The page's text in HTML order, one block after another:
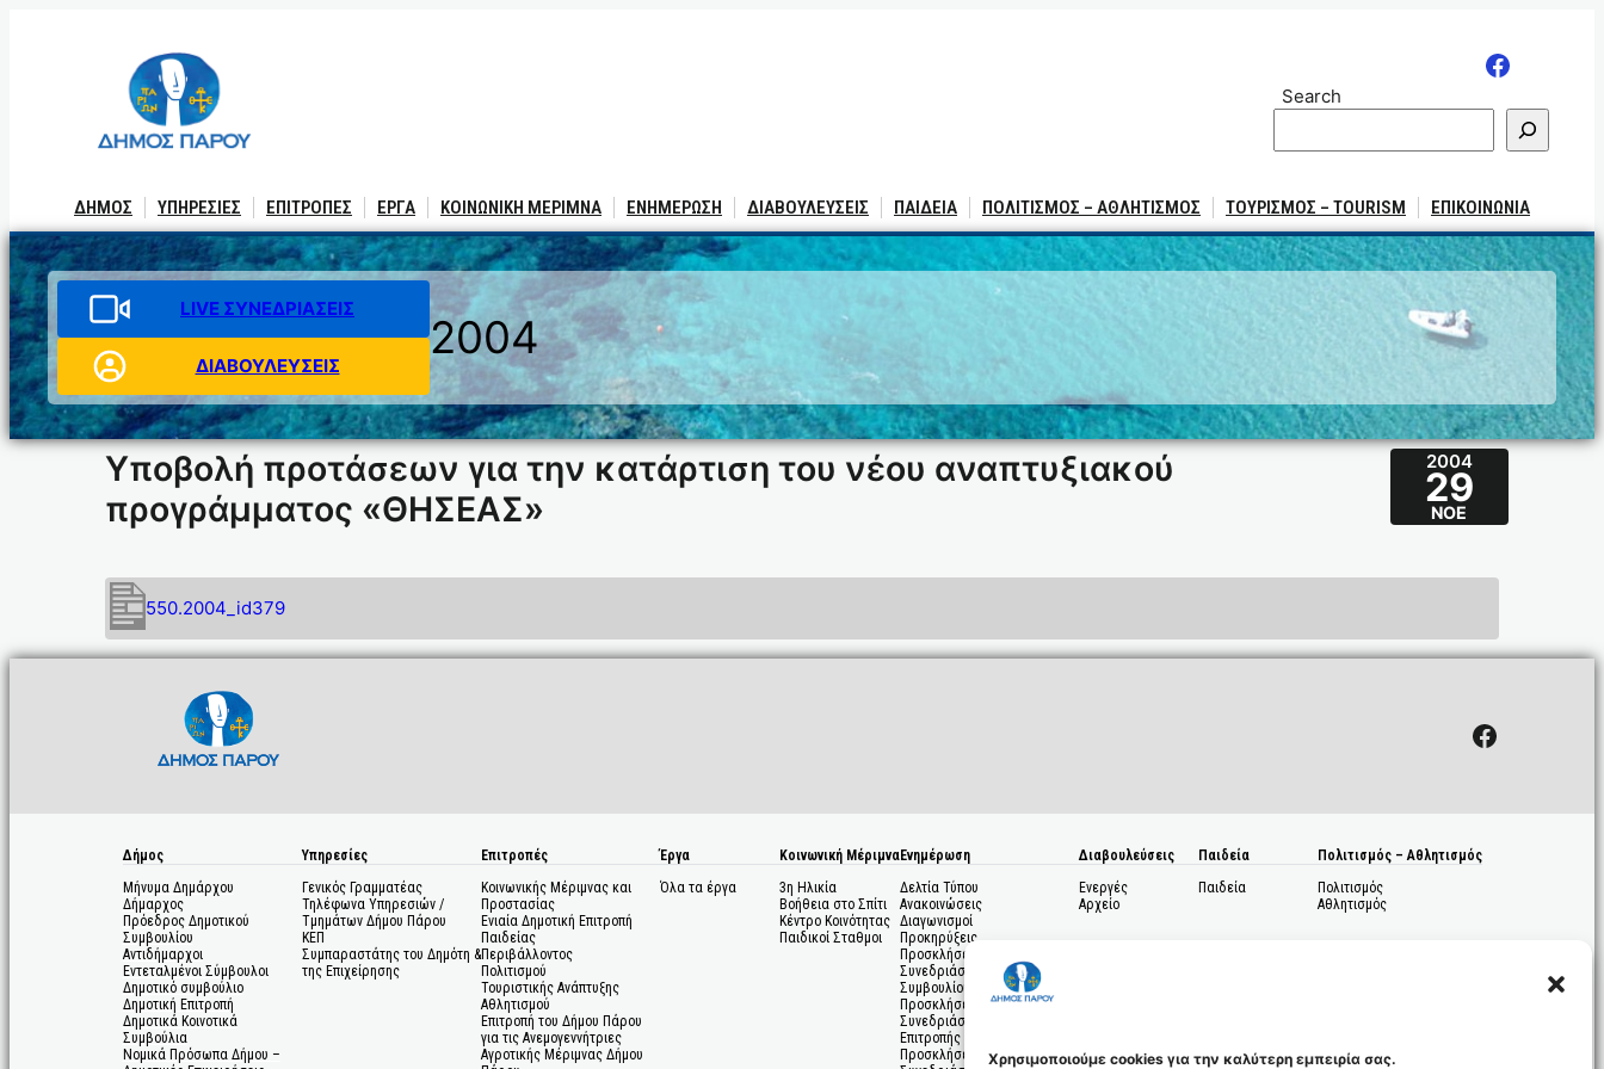
Χρησιμοποιούμε cookies για την καλύτερη εμπειρία σας.
Search
ΔΗΜΟΣ ΥΠΗΡΕΣΙΕΣ ΕΠΙΤΡΟΠΕΣ ΕΡΓΑ ΚΟΙΝΩΝΙΚΗ ΜΕΡΙΜΝΑ ΕΝΗΜΕΡΩΣΗ ΔΙΑΒΟΥΛΕΥΣΕΙΣ ΠΑΙΔΕΙΑ ΠΟΛΙΤΙΣΜΟΣ – ΑΘΛΗΤΙΣΜΟΣ ΤΟΥΡΙΣΜΟΣ – TOURISM ΕΠΙΚΟΙΝΩΝΙΑ
LIVE ΣΥΝΕΔΡΙΑΣΕΙΣ
ΔΙΑΒΟΥΛΕΥΣΕΙΣ
2004
Υποβολή προτάσεων για την κατάρτιση του νέου αναπτυξιακού
προγράμματος «ΘΗΣΕΑΣ»
2004
29
ΝΟΈ
550.2004_id379
Facebook
Δήμος
Μήνυμα Δημάρχου
Δήμαρχος
Πρόεδρος Δημοτικού
Συμβουλίου
Αντιδήμαρχοι
Εντεταλμένοι Σύμβουλοι
Δημοτικό συμβούλιο
Δημοτική Επιτροπή
Δημοτικά Κοινοτικά
Συμβούλια
Νομικά Πρόσωπα Δήμου –
Υπηρεσίες
Γενικός Γραμματέας
Τηλέφωνα Υπηρεσιών /
Τμημάτων Δήμου Πάρου
ΚΕΠ
Συμπαραστάτης του Δημότη &
της Επιχείρησης
Επιτροπές
Κοινωνικής Μέριμνας και
Προστασίας
Ενιαία Δημοτική Επιτροπή
Παιδείας
Περιβάλλοντος
Πολιτισμού
Τουριστικής Ανάπτυξης
Αθλητισμού
Επιτροπή του Δήμου Πάρου
για τις Ανεμογεννήτριες
Αγροτικής Μέριμνας Δήμου
Έργα
Όλα τα έργα
Κοινωνική Μέριμνα
3η Ηλικία
Βοήθεια στο Σπίτι
Κέντρο Κοινότητας
Παιδικοί Σταθμοι
Ενημέρωση
Δελτία Τύπου
Ανακοινώσεις
Διαγωνισμοί
Προκηρύξεις
Προσκλήσεις σε
Συνεδριάσεις Δημοτικού
Συμβουλίου
Προσκλήσεις σε
Συνεδριάσεις Δημοτικής
Επιτροπής
Προσκλήσεις σε
Διαβουλεύσεις
Ενεργές
Αρχείο
Παιδεία
Παιδεία
Πολιτισμός – Αθλητισμός
Πολιτισμός
Αθλητισμός